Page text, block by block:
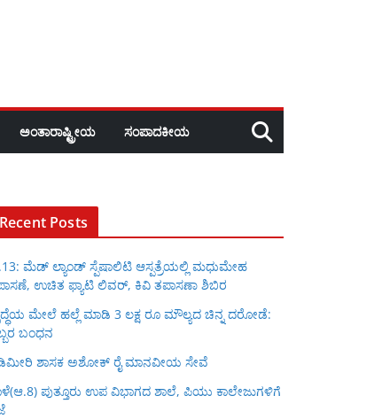
ಅಂತಾರಾಷ್ಟ್ರೀಯ ಸಂಪಾದಕೀಯ
Recent Posts
ಮೆಡ್ ಲ್ಯಾಂಡ್ ಸ್ಪೆಷಾಲಿಟಿ ಆಸ್ಪತ್ರೆಯಲ್ಲಿ ಮಧುಮೇಹ
ಉಚಿತ ಫ್ಯಾಟಿ ಲಿವರ್, ಕಿವಿ ತಪಾಸಣಾ ಶಿಬಿರ
ಮೇಲೆ ಹಲ್ಲೆ ಮಾಡಿ 3 ಲಕ್ಷ ರೂ ಮೌಲ್ಯದ ಚಿನ್ನ ದರೋಡೆ:
ಬಂಧನ
ಶಾಸಕ ಅಶೋಕ್ ರೈ ಮಾನವೀಯ ಸೇವೆ
ಪುತ್ತೂರು ಉಪ ವಿಭಾಗದ ಶಾಲೆ, ಪಿಯು ಕಾಲೇಜುಗಳಿಗೆ